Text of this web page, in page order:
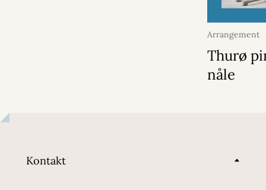
Arrangement
2026
Thurø
nåle
Kontakt